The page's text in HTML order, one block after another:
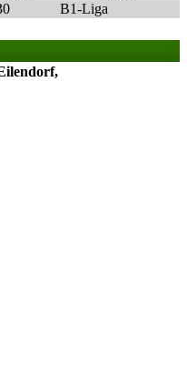
B1-Liga